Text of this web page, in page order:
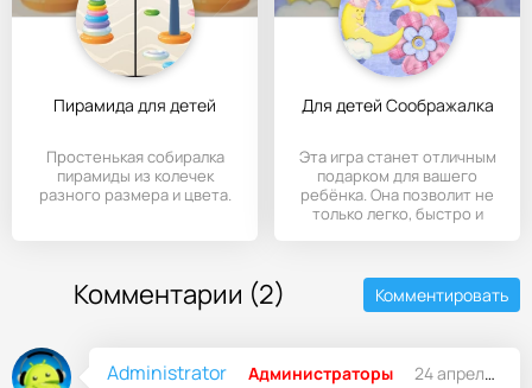
Пирамида для детей
Простенькая собиралка
пирамиды из колечек
разного размера и цвета.
Для детей Соображалка
Эта игра станет отличным
подарком для вашего
ребёнка. Она позволит не
только легко, быстро и
Комментарии (2) Комментировать
Administrator Администраторы
24 апреля 2017 21:26